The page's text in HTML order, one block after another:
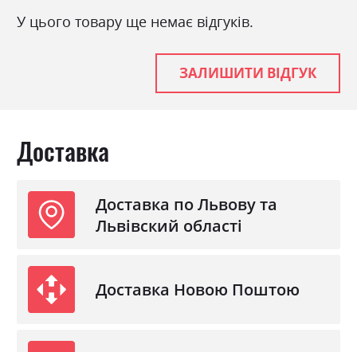
Матеріал
ламінована ДСП з МДФ
У цього товару ще немає відгуків.
ЗАЛИШИТИ ВІДГУК
Доставка
Доставка по Львову та
Львівский області
Доставка Новою Поштою